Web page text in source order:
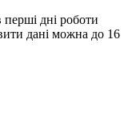
дні роботи
дані можна до 16